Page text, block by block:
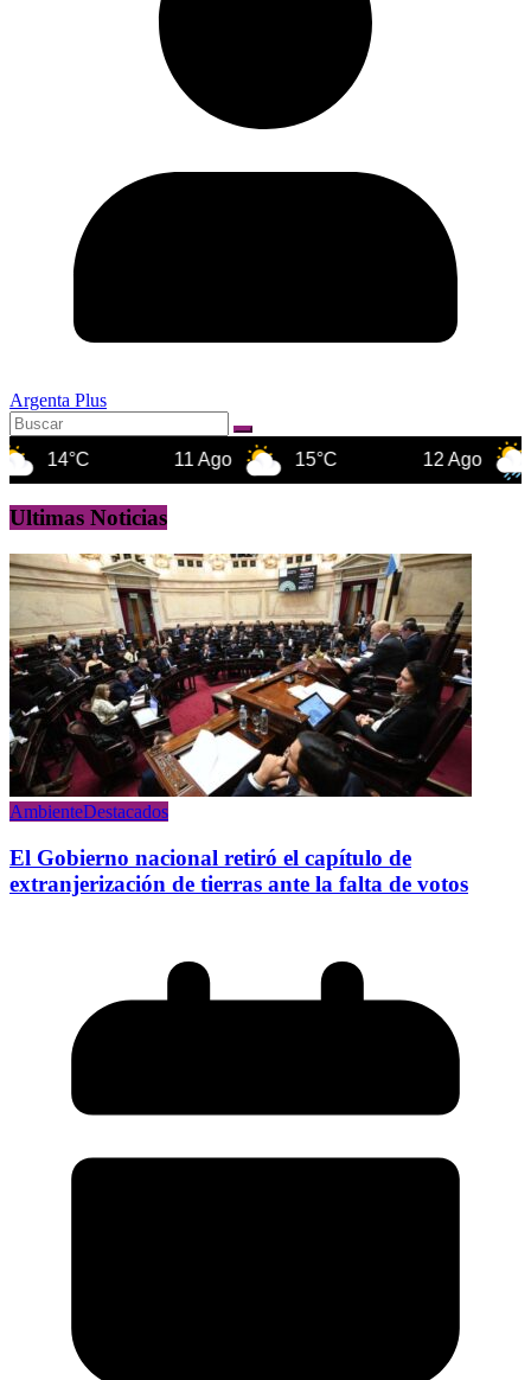
Argenta Plus
11 Ago 15°C 12 Ago 16°C
Ultimas Noticias
AmbienteDestacados
El Gobierno nacional retiró el capítulo de
extranjerización de tierras ante la falta de votos